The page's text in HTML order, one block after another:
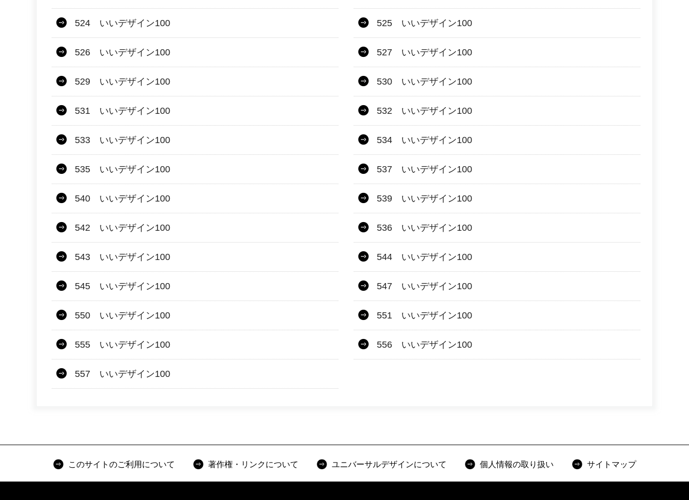
524 いいデザイン100 525 いいデザイン100
526 いいデザイン100 527 いいデザイン100
529 いいデザイン100 530 いいデザイン100
531 いいデザイン100 532 いいデザイン100
533 いいデザイン100 534 いいデザイン100
535 いいデザイン100 537 いいデザイン100
540 いいデザイン100 539 いいデザイン100
542 いいデザイン100 536 いいデザイン100
543 いいデザイン100 544 いいデザイン100
545 いいデザイン100 547 いいデザイン100
550 いいデザイン100 551 いいデザイン100
555 いいデザイン100 556 いいデザイン100
557 いいデザイン100
このサイトのご利用について 著作権・リンクについて ユニバーサルデザインについて 個人情報の取り扱い サイトマップ